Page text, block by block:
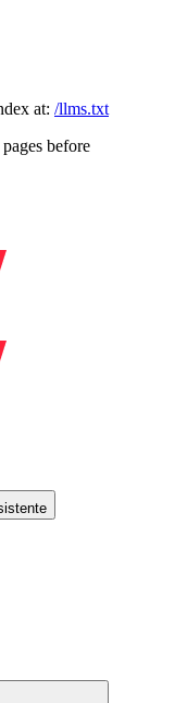
at: /llms.txt
before